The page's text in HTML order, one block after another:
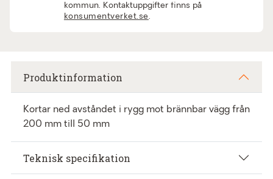
kommun. Kontaktuppgifter finns på
konsumentverket.se.
Produktinformation
Kortar ned avståndet i rygg mot brännbar vägg från
200 mm till 50 mm
Teknisk specifikation